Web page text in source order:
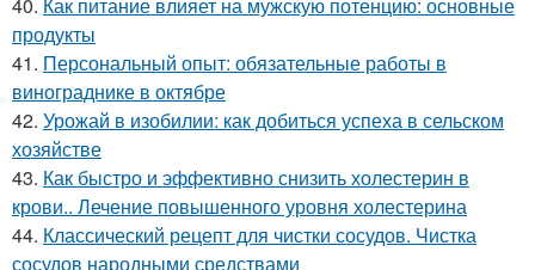
40. Как питание влияет на мужскую потенцию: основные
продукты
41. Персональный опыт: обязательные работы в
винограднике в октябре
42. Урожай в изобилии: как добиться успеха в сельском
хозяйстве
43. Как быстро и эффективно снизить холестерин в
крови.. Лечение повышенного уровня холестерина
44. Классический рецепт для чистки сосудов. Чистка
сосудов народными средствами